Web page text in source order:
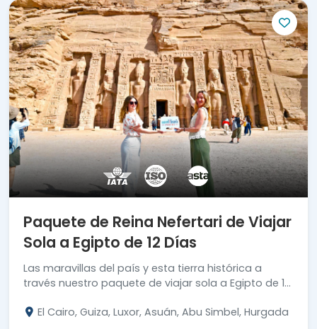
Paquete de Reina Nefertari de Viajar
Sola a Egipto de 12 Días
Las maravillas del país y esta tierra histórica a
través nuestro paquete de viajar sola a Egipto de 12
El Cairo, Guiza, Luxor, Asuán, Abu Simbel, Hurgada